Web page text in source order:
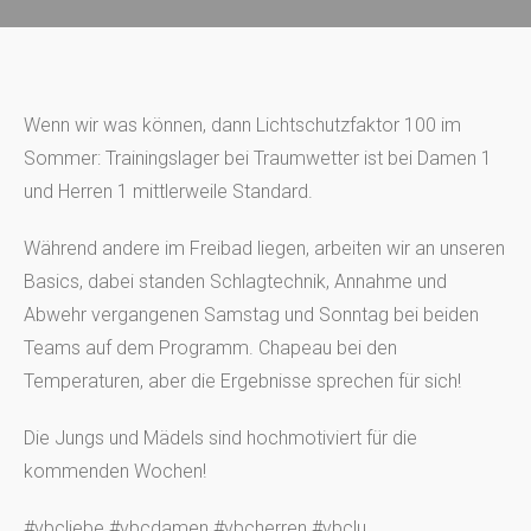
Wenn wir was können, dann Lichtschutzfaktor 100 im
Sommer: Trainingslager bei Traumwetter ist bei Damen 1
und Herren 1 mittlerweile Standard.
Während andere im Freibad liegen, arbeiten wir an unseren
Basics, dabei standen Schlagtechnik, Annahme und
Abwehr vergangenen Samstag und Sonntag bei beiden
Teams auf dem Programm. Chapeau bei den
Temperaturen, aber die Ergebnisse sprechen für sich!
Die Jungs und Mädels sind hochmotiviert für die
kommenden Wochen!